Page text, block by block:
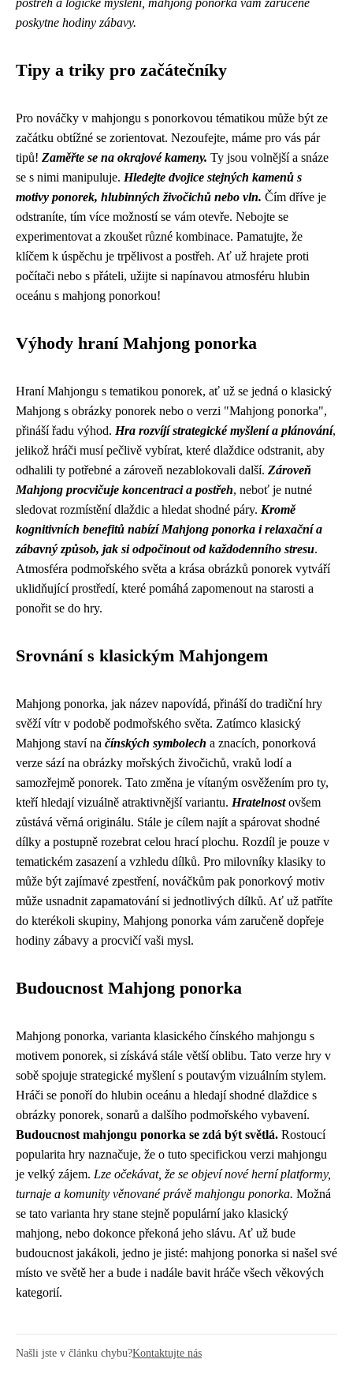
poskytne hodiny zábavy.
Tipy a triky pro začátečníky
Pro nováčky v mahjongu s ponorkovou tématikou může být ze
začátku obtížné se zorientovat. Nezoufejte, máme pro vás pár
tipů! Zaměřte se na okrajové kameny. Ty jsou volnější a snáze
se s nimi manipuluje. Hledejte dvojice stejných kamenů s
motivy ponorek, hlubinných živočichů nebo vln. Čím dříve je
odstraníte, tím více možností se vám otevře. Nebojte se
experimentovat a zkoušet různé kombinace. Pamatujte, že
klíčem k úspěchu je trpělivost a postřeh. Ať už hrajete proti
počítači nebo s přáteli, užijte si napínavou atmosféru hlubin
oceánu s mahjong ponorkou!
Výhody hraní Mahjong ponorka
Hraní Mahjongu s tematikou ponorek, ať už se jedná o klasický
Mahjong s obrázky ponorek nebo o verzi "Mahjong ponorka",
přináší řadu výhod. Hra rozvíjí strategické myšlení a plánování,
jelikož hráči musí pečlivě vybírat, které dlaždice odstranit, aby
odhalili ty potřebné a zároveň nezablokovali další. Zároveň
Mahjong procvičuje koncentraci a postřeh, neboť je nutné
sledovat rozmístění dlaždic a hledat shodné páry. Kromě
kognitivních benefitů nabízí Mahjong ponorka i relaxační a
zábavný způsob, jak si odpočinout od každodenního stresu.
Atmosféra podmořského světa a krása obrázků ponorek vytváří
uklidňující prostředí, které pomáhá zapomenout na starosti a
ponořit se do hry.
Srovnání s klasickým Mahjongem
Mahjong ponorka, jak název napovídá, přináší do tradiční hry
svěží vítr v podobě podmořského světa. Zatímco klasický
Mahjong staví na čínských symbolech a znacích, ponorková
verze sází na obrázky mořských živočichů, vraků lodí a
samozřejmě ponorek. Tato změna je vítaným osvěžením pro ty,
kteří hledají vizuálně atraktivnější variantu. Hratelnostovšem
zůstává věrná originálu. Stále je cílem najít a spárovat shodné
dílky a postupně rozebrat celou hrací plochu. Rozdíl je pouze v
tematickém zasazení a vzhledu dílků. Pro milovníky klasiky to
může být zajímavé zpestření, nováčkům pak ponorkový motiv
může usnadnit zapamatování si jednotlivých dílků. Ať už patříte
do kterékoli skupiny, Mahjong ponorka vám zaručeně dopřeje
hodiny zábavy a procvičí vaši mysl.
Budoucnost Mahjong ponorka
Mahjong ponorka, varianta klasického čínského mahjongu s
motivem ponorek, si získává stále větší oblibu. Tato verze hry v
sobě spojuje strategické myšlení s poutavým vizuálním stylem.
Hráči se ponoří do hlubin oceánu a hledají shodné dlaždice s
obrázky ponorek, sonarů a dalšího podmořského vybavení.
Budoucnost mahjongu ponorka se zdá být světlá. Rostoucí
popularita hry naznačuje, že o tuto specifickou verzi mahjongu
je velký zájem. Lze očekávat, že se objeví nové herní platformy,
turnaje a komunity věnované právě mahjongu ponorka. Možná
se tato varianta hry stane stejně populární jako klasický
mahjong, nebo dokonce překoná jeho slávu. Ať už bude
budoucnost jakákoli, jedno je jisté: mahjong ponorka si našel své
místo ve světě her a bude i nadále bavit hráče všech věkových
kategorií.
Našli jste v článku chybu?Kontaktujte nás